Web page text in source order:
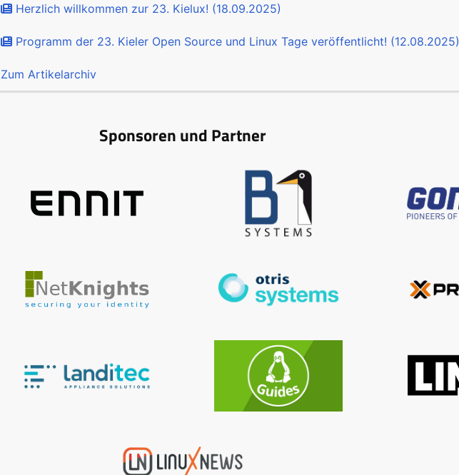
Herzlich willkommen zur 23. Kielux! (18.09.2025)
Programm der 23. Kieler Open Source und Linux Tage veröffentlicht! (12.08.2025)
Zum Artikelarchiv
Sponsoren und Partner